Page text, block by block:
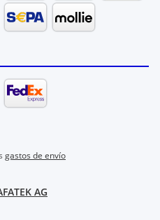
gastos de envío
AG